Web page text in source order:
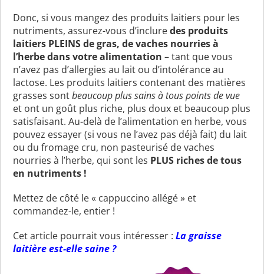
Donc, si vous mangez des produits laitiers pour les
nutriments, assurez-vous d’incluredes produits
laitiers PLEINS de gras, de vaches nourries à
l’herbe dans votre alimentation– tant que vous
n’avez pas d’allergies au lait ou d’intolérance au
lactose. Les produits laitiers contenant des matières
grasses sontbeaucoup plus sains à tous points de vue
et ont un goût plus riche, plus doux et beaucoup plus
satisfaisant. Au-delà de l’alimentation en herbe, vous
pouvez essayer (si vous ne l’avez pas déjà fait) du lait
ou du fromage cru, non pasteurisé de vaches
nourries à l’herbe, qui sont les PLUS riches de tous
en nutriments !
Mettez de côté le « cappuccino allégé » et
commandez-le, entier !
Cet article pourrait vous intéresser :La graisse
laitière est-elle saine ?